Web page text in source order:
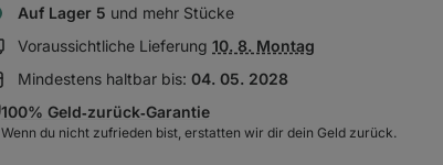
Auf Lager 5 und mehr Stücke
Voraussichtliche Lieferung Lieferinformationen
10. 8. Montag
Mindestens haltbar bis: 04. 05. 2028
100% Geld‑zurück‑Garantie
Wenn du nicht zufrieden bist, erstatten wir dir dein Geld zurück.